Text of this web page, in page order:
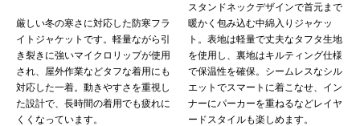
厳しい冬の寒さに対応した防寒フラ
イトジャケットです。軽量ながら引
き裂きに強いマイクロリップが使用
され、屋外作業などタフな着用にも
対応した一着。動きやすさを重視し
た設計で、長時間の着用でも疲れに
くくなっています。
スタンドネックデザインで首元まで
暖かく包み込む中綿入りジャケッ
ト。表地は軽量で丈夫なタフタ生地
を使用し、裏地はキルティング仕様
で保温性を確保。シームレスなシル
エットでスマートに着こなせ、イン
ナーにパーカーを重ねるなどレイヤ
ードスタイルも楽しめます。